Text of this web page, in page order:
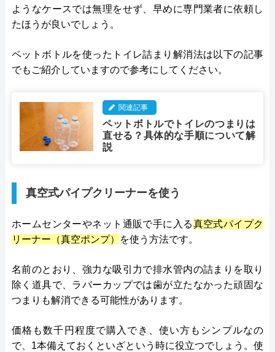
ようなケースでは無理をせず、早めに専門業者に依頼し
たほうが良いでしょう。
ペットボトルを使ったトイレ詰まり解消法は以下の記事
でもご紹介していますので参考にしてください。
関連記事
ペットボトルでトイレのつまりは
直せる？具体的な手順について解
説
真空式パイプクリーナーを使う
ホームセンターやネット通販で手に入る真空式パイプク
リーナー（真空ポンプ）
を使う方法です。
名前のとおり、強力な吸引力で排水管内の詰まりを取り
除く道具で、ラバーカップでは歯が立たなかった頑固な
つまりも解消できる可能性があります。
価格も数千円程度で購入でき、使い方もシンプルなの
で、1本備えておくといざという時に役立つでしょう。使